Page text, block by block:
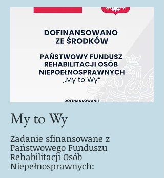
My to Wy
Zadanie sfinansowane z
Państwowego Funduszu
Rehabilitacji Osób
Niepełnosprawnych: